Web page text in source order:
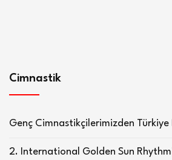
Cimnastik
Genç Cimnastikçilerimizden Türkiye
2. International Golden Sun